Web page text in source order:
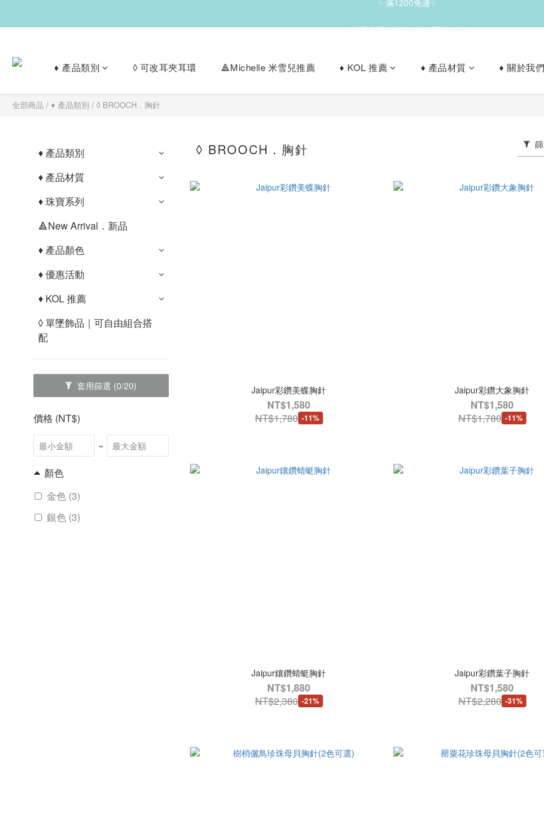
✨滿1200免運✨
♦︎ 產品類別 ◊ 可改耳夾耳環 🔺Michelle 米雪兒推薦 ♦︎ KOL 推薦 ♦︎ 產品材質 ♦︎ 關於我們
全部商品 / ♦︎ 產品類別 / ◊ BROOCH．胸針
♦︎ 產品類別
♦︎ 產品材質
♦︎ 珠寶系列
🔺New Arrival．新品
♦︎ 產品顏色
♦︎ 優惠活動
♦︎ KOL 推薦
◊ 單墜飾品｜可自由組合搭
配
套用篩選 (0/20)
價格 (NT$)
~
顏色
金色 (3)
銀色 (3)
◊ BROOCH．胸針
Jaipur彩鑽美蝶胸針
NT$1,580
NT$1,780 -11%
Jaipur彩鑽大象胸針
NT$1,580
NT$1,780 -11%
Jaipur鑲鑽蜻蜓胸針
NT$1,880
NT$2,380 -21%
Jaipur彩鑽葉子胸針
NT$1,580
NT$2,280 -31%